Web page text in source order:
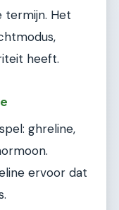
termijn. Het
heeft.
ghreline,
ervoor dat